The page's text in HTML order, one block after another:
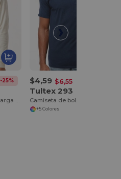
-25%
Camiseta de manga larga de punto fino
$4,59 $6,55
Tultex 293
+5 Colores